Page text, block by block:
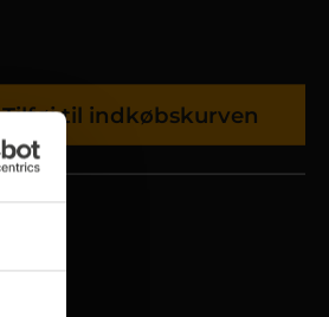
Tilføj til indkøbskurven